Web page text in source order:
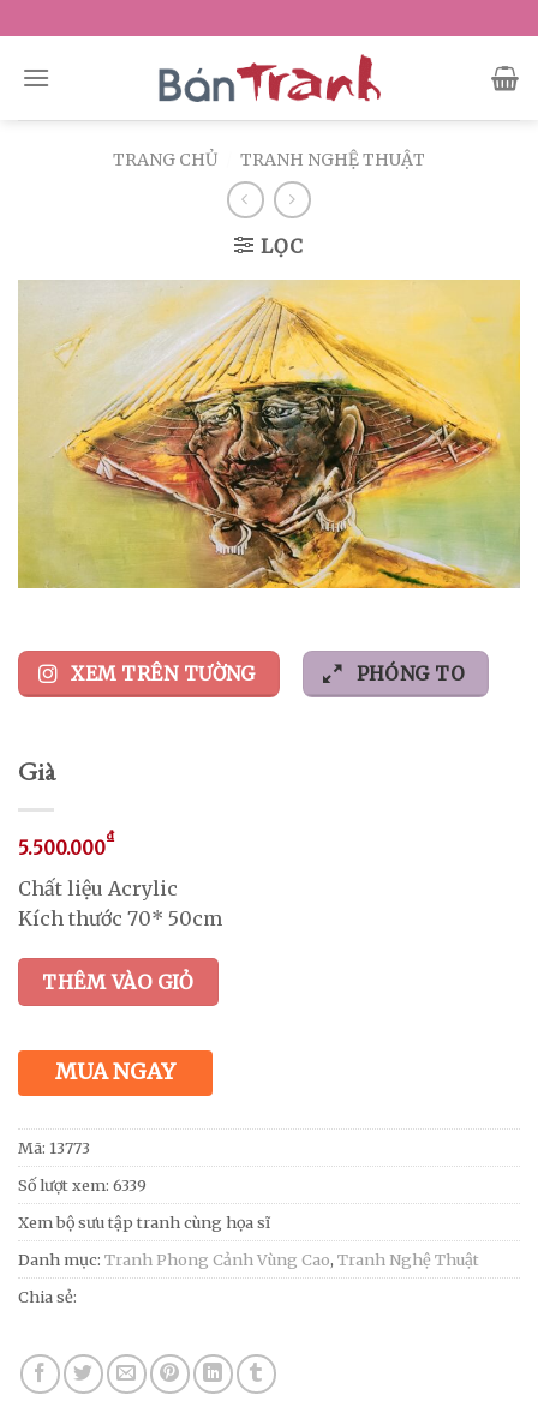
to
content
TRANG CHỦ TRANH NGHỆ THUẬT
LỌC
XEM TRÊN TƯỜNG PHÓNG TO
Già
5.500.000₫
Chất liệu Acrylic
Kích thước 70* 50cm
THÊM VÀO GIỎ
MUA NGAY
Mã: 13773
Số lượt xem: 6339
Xem bộ sưu tập tranh cùng họa sĩ
Danh mục: Tranh Phong Cảnh Vùng Cao, Tranh Nghệ Thuật
Chia sẻ: